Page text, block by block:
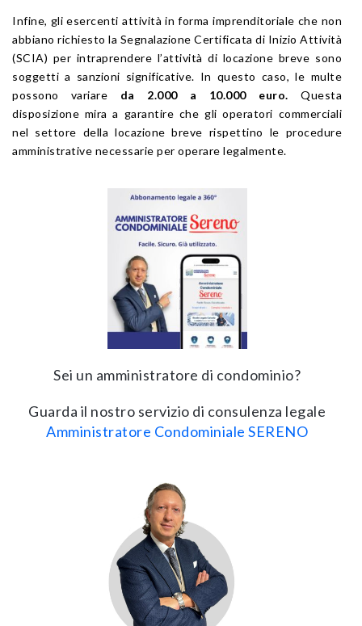
Infine, gli esercenti attività in forma imprenditoriale che non
abbiano richiesto la Segnalazione Certificata di Inizio Attività
(SCIA) per intraprendere l’attività di locazione breve sono
soggetti a sanzioni significative. In questo caso, le multe
possono variare da 2.000 a 10.000 euro. Questa
disposizione mira a garantire che gli operatori commerciali
nel settore della locazione breve rispettino le procedure
amministrative necessarie per operare legalmente.
Sei un amministratore di condominio?
Guarda il nostro servizio di consulenza legale
Amministratore Condominiale SERENO